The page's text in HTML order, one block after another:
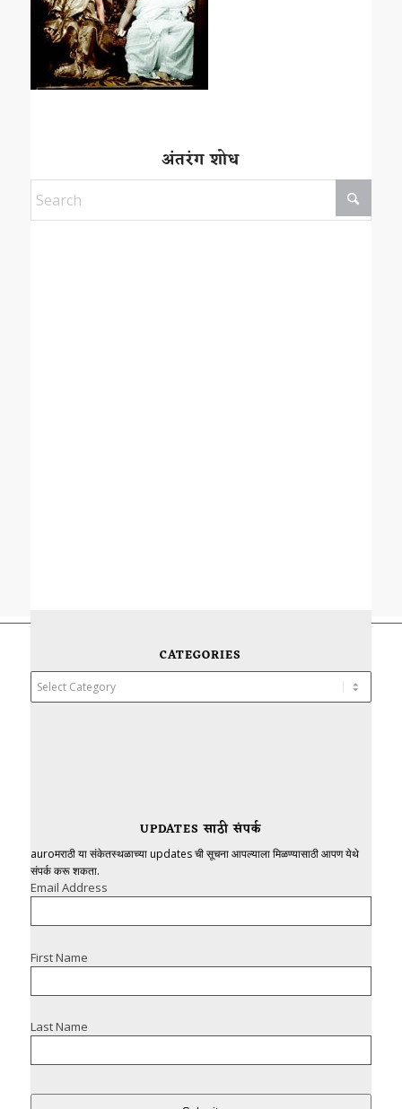
अंतरंग शोध
CATEGORIES
UPDATES साठी संपर्क
auroमराठी या संकेतस्थळाच्या updates ची सूचना आपल्याला मिळण्यासाठी आपण येथे
संपर्क करू शकता.
Email Address
First Name
Last Name